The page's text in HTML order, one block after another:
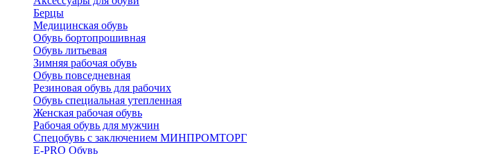
Берцы
Медицинская обувь
Обувь бортопрошивная
Обувь литьевая
Зимняя рабочая обувь
Обувь повседневная
Резиновая обувь для рабочих
Обувь специальная утепленная
Женская рабочая обувь
Рабочая обувь для мужчин
Спецобувь с заключением МИНПРОМТОРГ
E-PRO Обувь